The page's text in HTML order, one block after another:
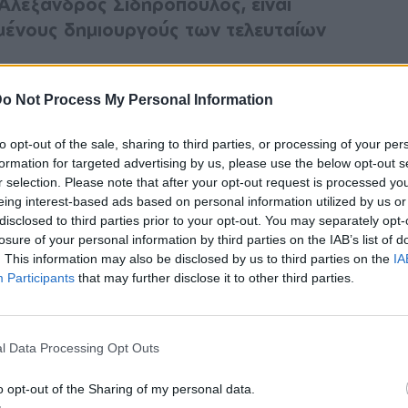
Not Process My Personal Information
opt-out of the sale, sharing to third parties, or processing of your
for targeted advertising by us, please use the below opt-out
selection. Please note that after your opt-out request is processed
interest-based ads based on personal information utilized by us
to third parties prior to your opt-out. You may separately
of your personal information by third parties on the IAB’s list of
This information may also be disclosed by us to third parties on the
Participants that may further disclose it to other third parties.
Data Processing Opt Outs
opt-out of the Sharing of my personal data.
δημιουργούς των τελευταίων
συνοδεύουν τις σκηνές της
είναι δικά του. Από την άλλη,
εξίσου μαγικές μελωδίες. Κι αυτά
την περιοδεία "Οι Μέλισσες αγριεύουν
συζήτηση μαζί του!
λέξεις τη μουσική σου
με απλούς όρους. Θα έλεγα ότι τα
είναι μελωδίες επηρεασμένες από τα
και την Λατινική Αμερική